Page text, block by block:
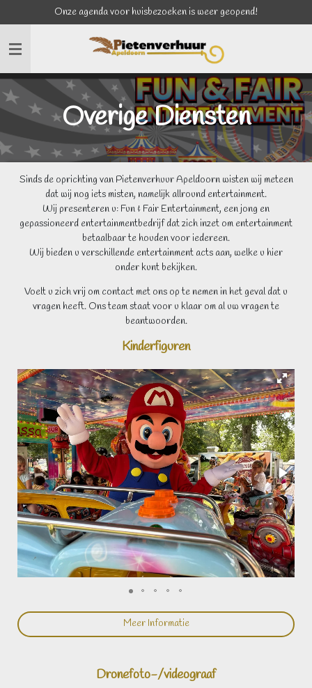
direct
naar
de
hoofdinhoud
Onze agenda voor huisbezoeken is weer geopend!
Overige Diensten
Sinds de oprichting van Pietenverhuur Apeldoorn wisten wij meteen
dat wij nog iets misten, namelijk allround entertainment.
Wij presenteren u: Fun & Fair Entertainment, een jong en
gepassioneerd entertainmentbedrijf dat zich inzet om entertainment
betaalbaar te houden voor iedereen.
Wij bieden u verschillende entertainment acts aan, welke u hier
onder kunt bekijken.
Voelt u zich vrij om contact met ons op te nemen in het geval dat u
vragen heeft. Ons team staat voor u klaar om al uw vragen te
beantwoorden.
Kinderfiguren
Meer Informatie
Dronefoto-/videograaf